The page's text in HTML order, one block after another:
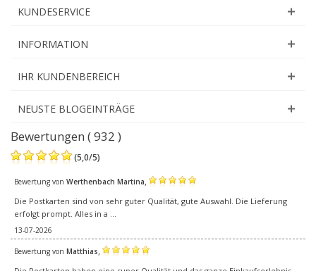
KUNDESERVICE
INFORMATION
IHR KUNDENBEREICH
NEUSTE BLOGEINTRÄGE
Bewertungen ( 932 )
(5,0/5)
Bewertung von Werthenbach Martina,
Die Postkarten sind von sehr guter Qualität, gute Auswahl. Die Lieferung
erfolgt prompt. Alles in a ...
13-07-2026
Bewertung von Matthias,